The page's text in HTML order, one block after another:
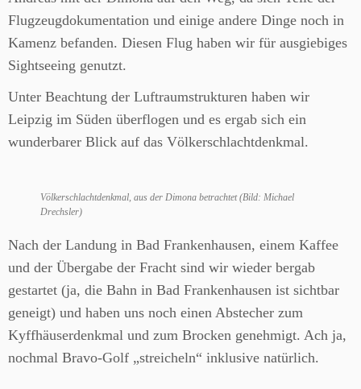
Flugzeugdokumentation und einige andere Dinge noch in
Kamenz befanden. Diesen Flug haben wir für ausgiebiges
Sightseeing genutzt.
Unter Beachtung der Luftraumstrukturen haben wir
Leipzig im Süden überflogen und es ergab sich ein
wunderbarer Blick auf das Völkerschlachtdenkmal.
Völkerschlachtdenkmal, aus der Dimona betrachtet (Bild: Michael
Drechsler)
Nach der Landung in Bad Frankenhausen, einem Kaffee
und der Übergabe der Fracht sind wir wieder bergab
gestartet (ja, die Bahn in Bad Frankenhausen ist sichtbar
geneigt) und haben uns noch einen Abstecher zum
Kyffhäuserdenkmal und zum Brocken genehmigt. Ach ja,
nochmal Bravo-Golf „streicheln“ inklusive natürlich.